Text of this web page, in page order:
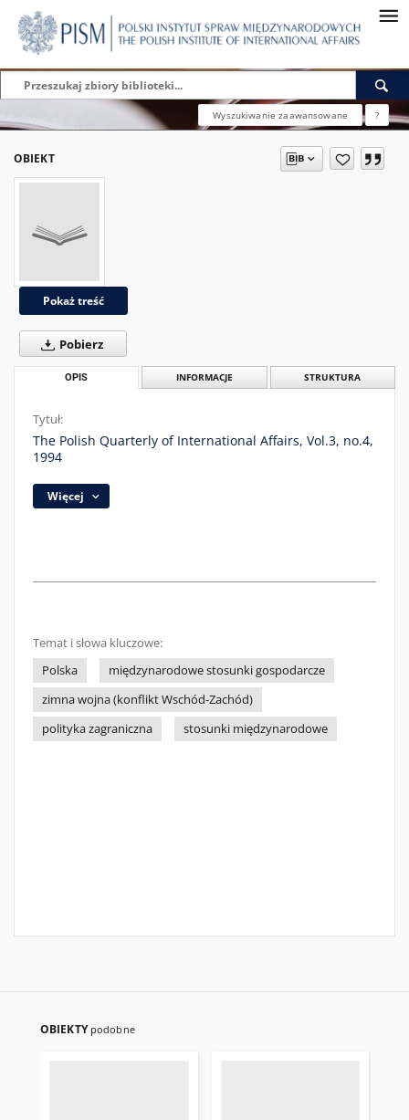
Wyszukiwanie zaawansowane ?
OBIEKT
Pokaż treść
Pobierz
OPIS INFORMACJE STRUKTURA
Tytuł:
The Polish Quarterly of International Affairs, Vol.3, no.4,
1994
Więcej
Temat i słowa kluczowe:
Polska
międzynarodowe stosunki gospodarcze
zimna wojna (konflikt Wschód-Zachód)
polityka zagraniczna
stosunki międzynarodowe
OBIEKTY podobne